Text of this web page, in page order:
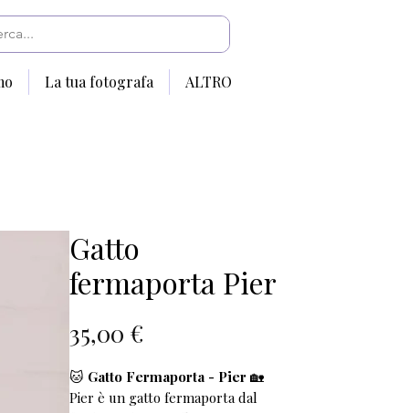
La tua fotografa ALTRO
Gatto
fermaporta Pier
35,00 €
🐱 Gatto Fermaporta - Pier 🏡
Pier è un gatto fermaporta dal